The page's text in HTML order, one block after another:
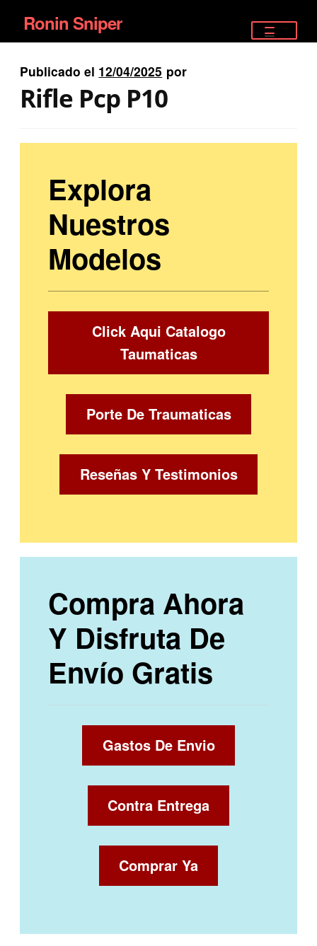
Ir
a
la
navegación
Ir
al
contenido
Ronin Sniper
EQUIPAMIENTO ÉLITE
SATELITALES
Publicado el 12/04/2025 por
Rifle Pcp P10
Explora
Nuestros
Modelos
Click Aqui Catalogo
Taumaticas
Porte De Traumaticas
Reseñas Y Testimonios
Compra Ahora
Y Disfruta De
Envío Gratis
Gastos De Envio
Contra Entrega
Comprar Ya